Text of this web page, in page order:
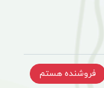
فروشنده هستم